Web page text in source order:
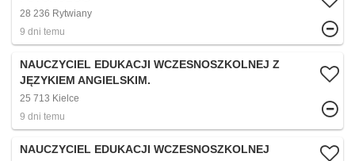
28 236 Rytwiany
9 dni temu
NAUCZYCIEL EDUKACJI WCZESNOSZKOLNEJ Z
JĘZYKIEM ANGIELSKIM.
25 713 Kielce
9 dni temu
NAUCZYCIEL EDUKACJI WCZESNOSZKOLNEJ